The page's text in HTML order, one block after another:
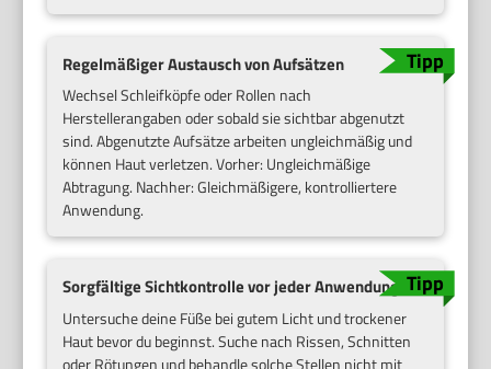
Regelmäßiger Austausch von Aufsätzen
Wechsel Schleifköpfe oder Rollen nach
Herstellerangaben oder sobald sie sichtbar abgenutzt
sind. Abgenutzte Aufsätze arbeiten ungleichmäßig und
können Haut verletzen. Vorher: Ungleichmäßige
Abtragung. Nachher: Gleichmäßigere, kontrolliertere
Anwendung.
Sorgfältige Sichtkontrolle vor jeder Anwendung
Untersuche deine Füße bei gutem Licht und trockener
Haut bevor du beginnst. Suche nach Rissen, Schnitten
oder Rötungen und behandle solche Stellen nicht mit